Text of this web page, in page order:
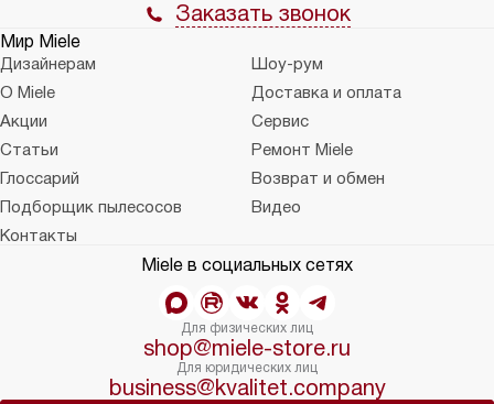
Заказать звонок
Мир Miele
Дизайнерам
Шоу-рум
О Miele
Доставка и оплата
Акции
Сервис
Статьи
Ремонт Miele
Глоссарий
Возврат и обмен
Подборщик пылесосов
Видео
Контакты
Miele в социальных сетях
Для физических лиц
shop@miele-store.ru
Для юридических лиц
business@kvalitet.company